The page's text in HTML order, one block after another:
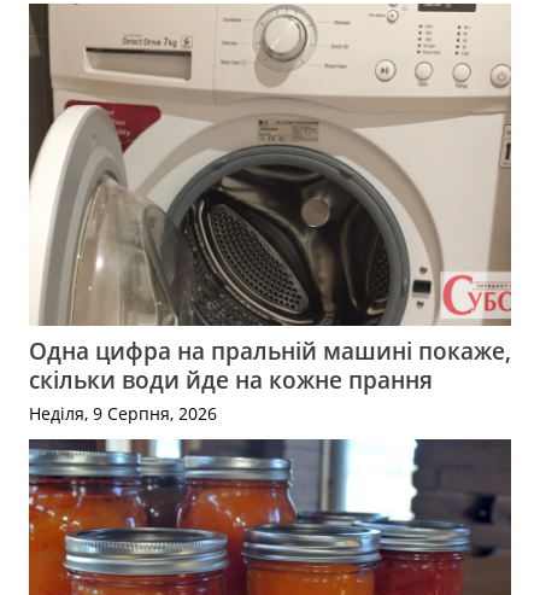
Одна цифра на пральній машині покаже,
скільки води йде на кожне прання
Неділя, 9 Серпня, 2026